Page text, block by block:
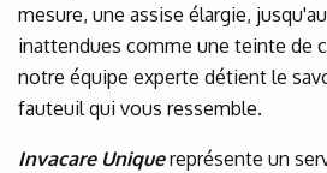
mesure, une assise élargie,
inattendues comme une teinte de
notre équipe experte détient le
fauteuil qui vous ressemble.
Invacare Uniquereprésente un